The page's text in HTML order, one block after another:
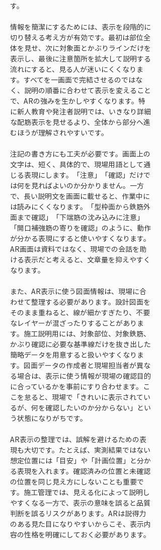
す。
情報を簡潔にするためには、表示を段階的に
切り替える考え方が有効です。最初は部位全
体を見せ、次に対象面とかぶりラインだけを
表示し、最後に注意箇所を拡大して説明する
流れにすると、見る人が迷いにくくなりま
す。すべてを一画面で完結させるのではな
く、説明の順番に合わせて表示を変えること
で、ARの強みを生かしやすくなります。特
に新人教育や発注者説明では、いきなり詳細
な配筋表示を見せるより、全体から部分へ進
むほうが理解されやすいです。
注記の書き方にも工夫が必要です。画面上の
文字は、短く、具体的で、現場用語として通
じる表現にします。「注意」「確認」だけで
は何を見ればよいのか分かりません。一方
で、長い説明文を画面に載せると、作業中に
は読みにくくなります。「型枠面から鉄筋外
面まで確認」「下端筋の沈み込みに注意」
「開口補強筋の寄りを確認」のように、動作
が分かる表現にすると使いやすくなります。
AR画面は資料ではなく、現場での会話を助
ける表示だと考えると、文章量を抑えやすく
なります。
また、AR表示に使う図面情報は、現場に合
わせて整理する必要があります。設計図面を
そのまま重ねると、線が細かすぎたり、不要
なレイヤーが混ざったりすることがありま
す。施工説明用には、対象部位、対象鉄筋、
かぶり確認に必要な基準線だけを抜き出した
簡略データを用意すると扱いやすくなりま
す。図面データの作成者と現場担当者が異な
る場合は、表示に使う情報が現場の確認目的
に合っているかを事前にすり合わせます。こ
こを怠ると、現場で「きれいに表示されてい
るが、何を確認したいのか分からない」とい
う状態になりがちです。
AR表示の整理では、誤解を避けるための表
現も大切です。たとえば、実測結果ではない
想定位置には「目安」や「計画位置」と分か
る表現を入れます。確認済みの位置と未確認
の位置を同じ見え方にしないことも重要で
す。施工管理では、見える化によって説明し
やすくなる一方で、表示の意味を誤ると品質
判断を誤るリスクがあります。ARは説得力
のある見た目になりやすいからこそ、表示内
容の性格を明確にしておく必要があります。